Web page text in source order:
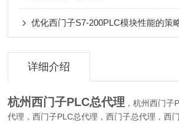
优化西门子S7-200PLC模块性能的策
详细介绍
杭州西门子PLC总代理 ，杭州 西门子
代理，西门子PLC总代理，西门子总代理，西